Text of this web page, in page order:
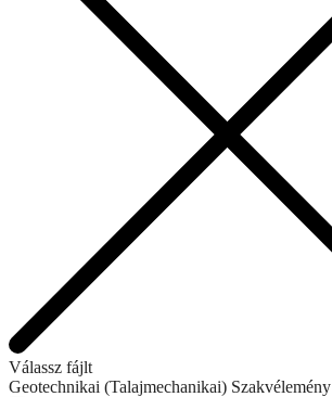
Válassz fájlt
Geotechnikai (Talajmechanikai) Szakvélemény